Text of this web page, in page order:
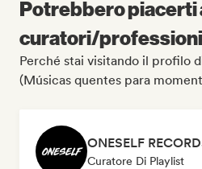
Potrebbero piacerti
curatori/
Perché stai visitando il profilo
(Músicas quentes para
ONESELF
Curatore Di Playlist